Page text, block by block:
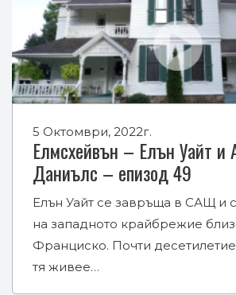
5 Октомври, 2022г.
Елмсхейвън – Елън Уайт
Даниълс – епизод 49
Елън Уайт се завръща в САЩ и
на западното крайбрежие
Франциско. Почти
тя живее…